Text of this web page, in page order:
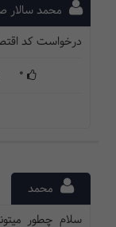
محمد سالار
درخواست کد
0
محمد
سلام چطور